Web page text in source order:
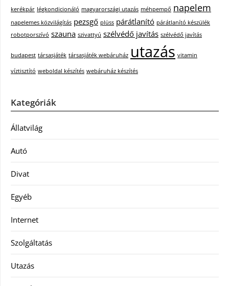
kerékpár légkondicionáló magyarországi utazás méhpempő napelem
napelemes közvilágítás pezsgő plüss párátlanító párátlanító készülék
robotporszívó szauna szivattyú szélvédő javítás szélvédő javítás
budapest társasjáték társasjáték webáruház utazás vitamin
víztisztító weboldal készítés webáruház készítés
Kategóriák
Állatvilág
Autó
Divat
Egyéb
Internet
Szolgáltatás
Utazás